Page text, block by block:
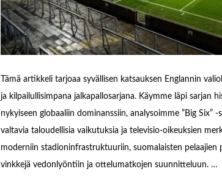
Tämä artikkeli tarjoaa syvällisen katsauksen Englannin
ja kilpailullisimpana jalkapallosarjana. Käymme läpi sarjan
nykyiseen globaaliin dominanssiin, analysoimme ”Big Six”
valtavia taloudellisia vaikutuksia ja televisio-oikeuksien
moderniin stadioninfrastruktuuriin, suomalaisten pelaajien
vinkkejä vedonlyöntiin ja ottelumatkojen suunnitteluun. …